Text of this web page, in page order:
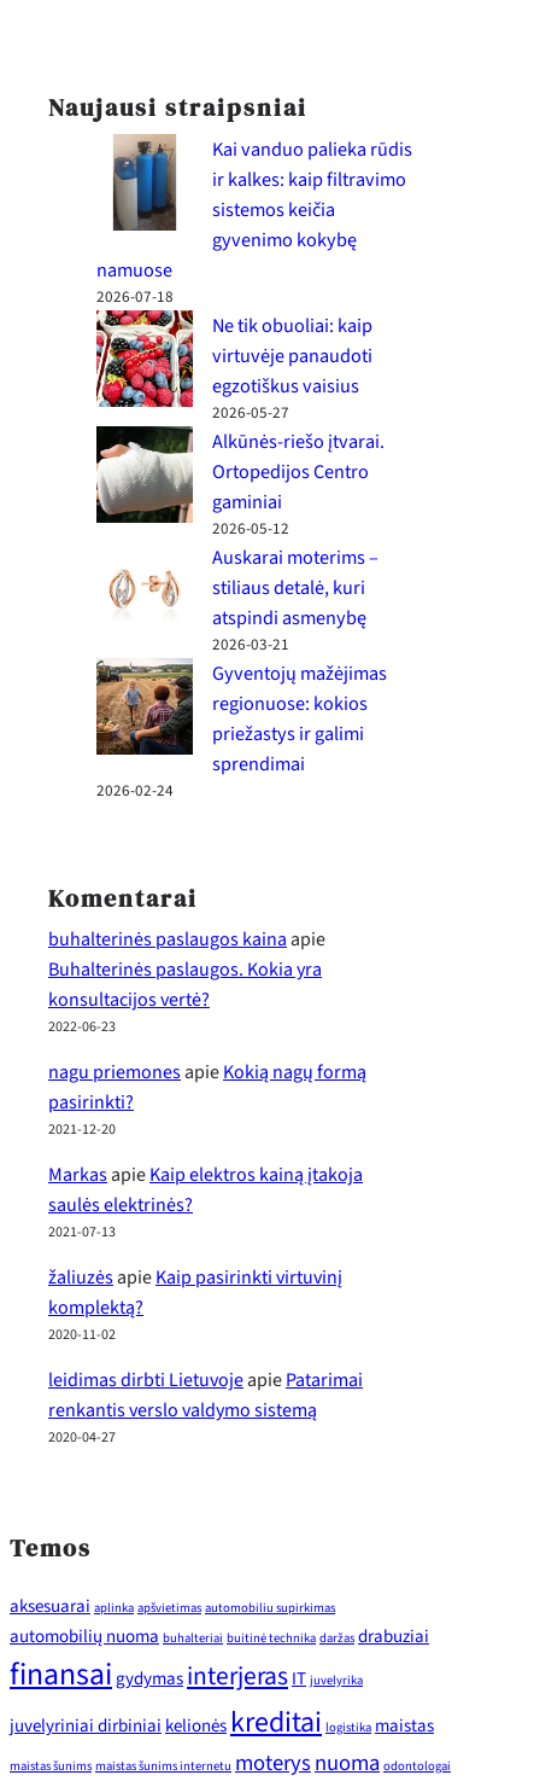
Naujausi straipsniai
Kai vanduo palieka rūdis
ir kalkes: kaip filtravimo
sistemos keičia
gyvenimo kokybę
namuose
2026-07-18
Ne tik obuoliai: kaip
virtuvėje panaudoti
egzotiškus vaisius
2026-05-27
Alkūnės-riešo įtvarai.
Ortopedijos Centro
gaminiai
2026-05-12
Auskarai moterims –
stiliaus detalė, kuri
atspindi asmenybę
2026-03-21
Gyventojų mažėjimas
regionuose: kokios
priežastys ir galimi
sprendimai
2026-02-24
Komentarai
buhalterinės paslaugos kainaapie
Buhalterinės paslaugos. Kokia yra
konsultacijos vertė?
2022-06-23
nagu priemonesapieKokią nagų formą
pasirinkti?
2021-12-20
MarkasapieKaip elektros kainą įtakoja
saulės elektrinės?
2021-07-13
žaliuzėsapieKaip pasirinkti virtuvinį
komplektą?
2020-11-02
leidimas dirbti LietuvojeapiePatarimai
renkantis verslo valdymo sistemą
2020-04-27
Temos
aksesuarai aplinka apšvietimas automobiliu supirkimas
automobilių nuoma buhalteriai buitinė technika daržas drabuziai
finansai gydymasinterjerasIT juvelyrika
juvelyriniai dirbiniai kelionės kreditai logistika maistas
maistas šunims maistas šunims internetu moterysnuoma odontologai